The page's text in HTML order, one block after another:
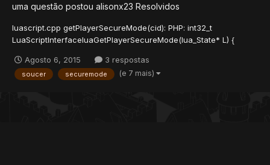
uma questão postou alisonx23 Resolvidos
luascript.cpp getPlayerSecureMode(cid): PHP: int32_t
LuaScriptInterfaceluaGetPlayerSecureMode(lua_State* L) {
Player* player = env->getPlayerByUID((uint32_t)popNumber(L));
if(!player) { errorEx(getError(LUA_ERROR_PLAYER_N...
Agosto 6, 2015 3 respostas
soucer securemode (e 7 mais)